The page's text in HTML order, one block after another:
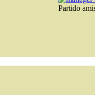
Partido